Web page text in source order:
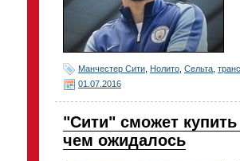
Манчестер Сити Нолито Сельта
01.07.2016
"Сити" сможет
чем ожидалось